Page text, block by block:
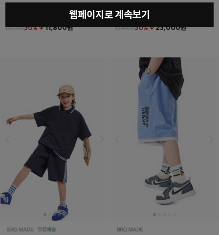
(11호~23호)
16,800원30% ↓11,800원
더튼포켓하프팬츠
32,800원30% ↓23,000원
웹페이지로 계속보기